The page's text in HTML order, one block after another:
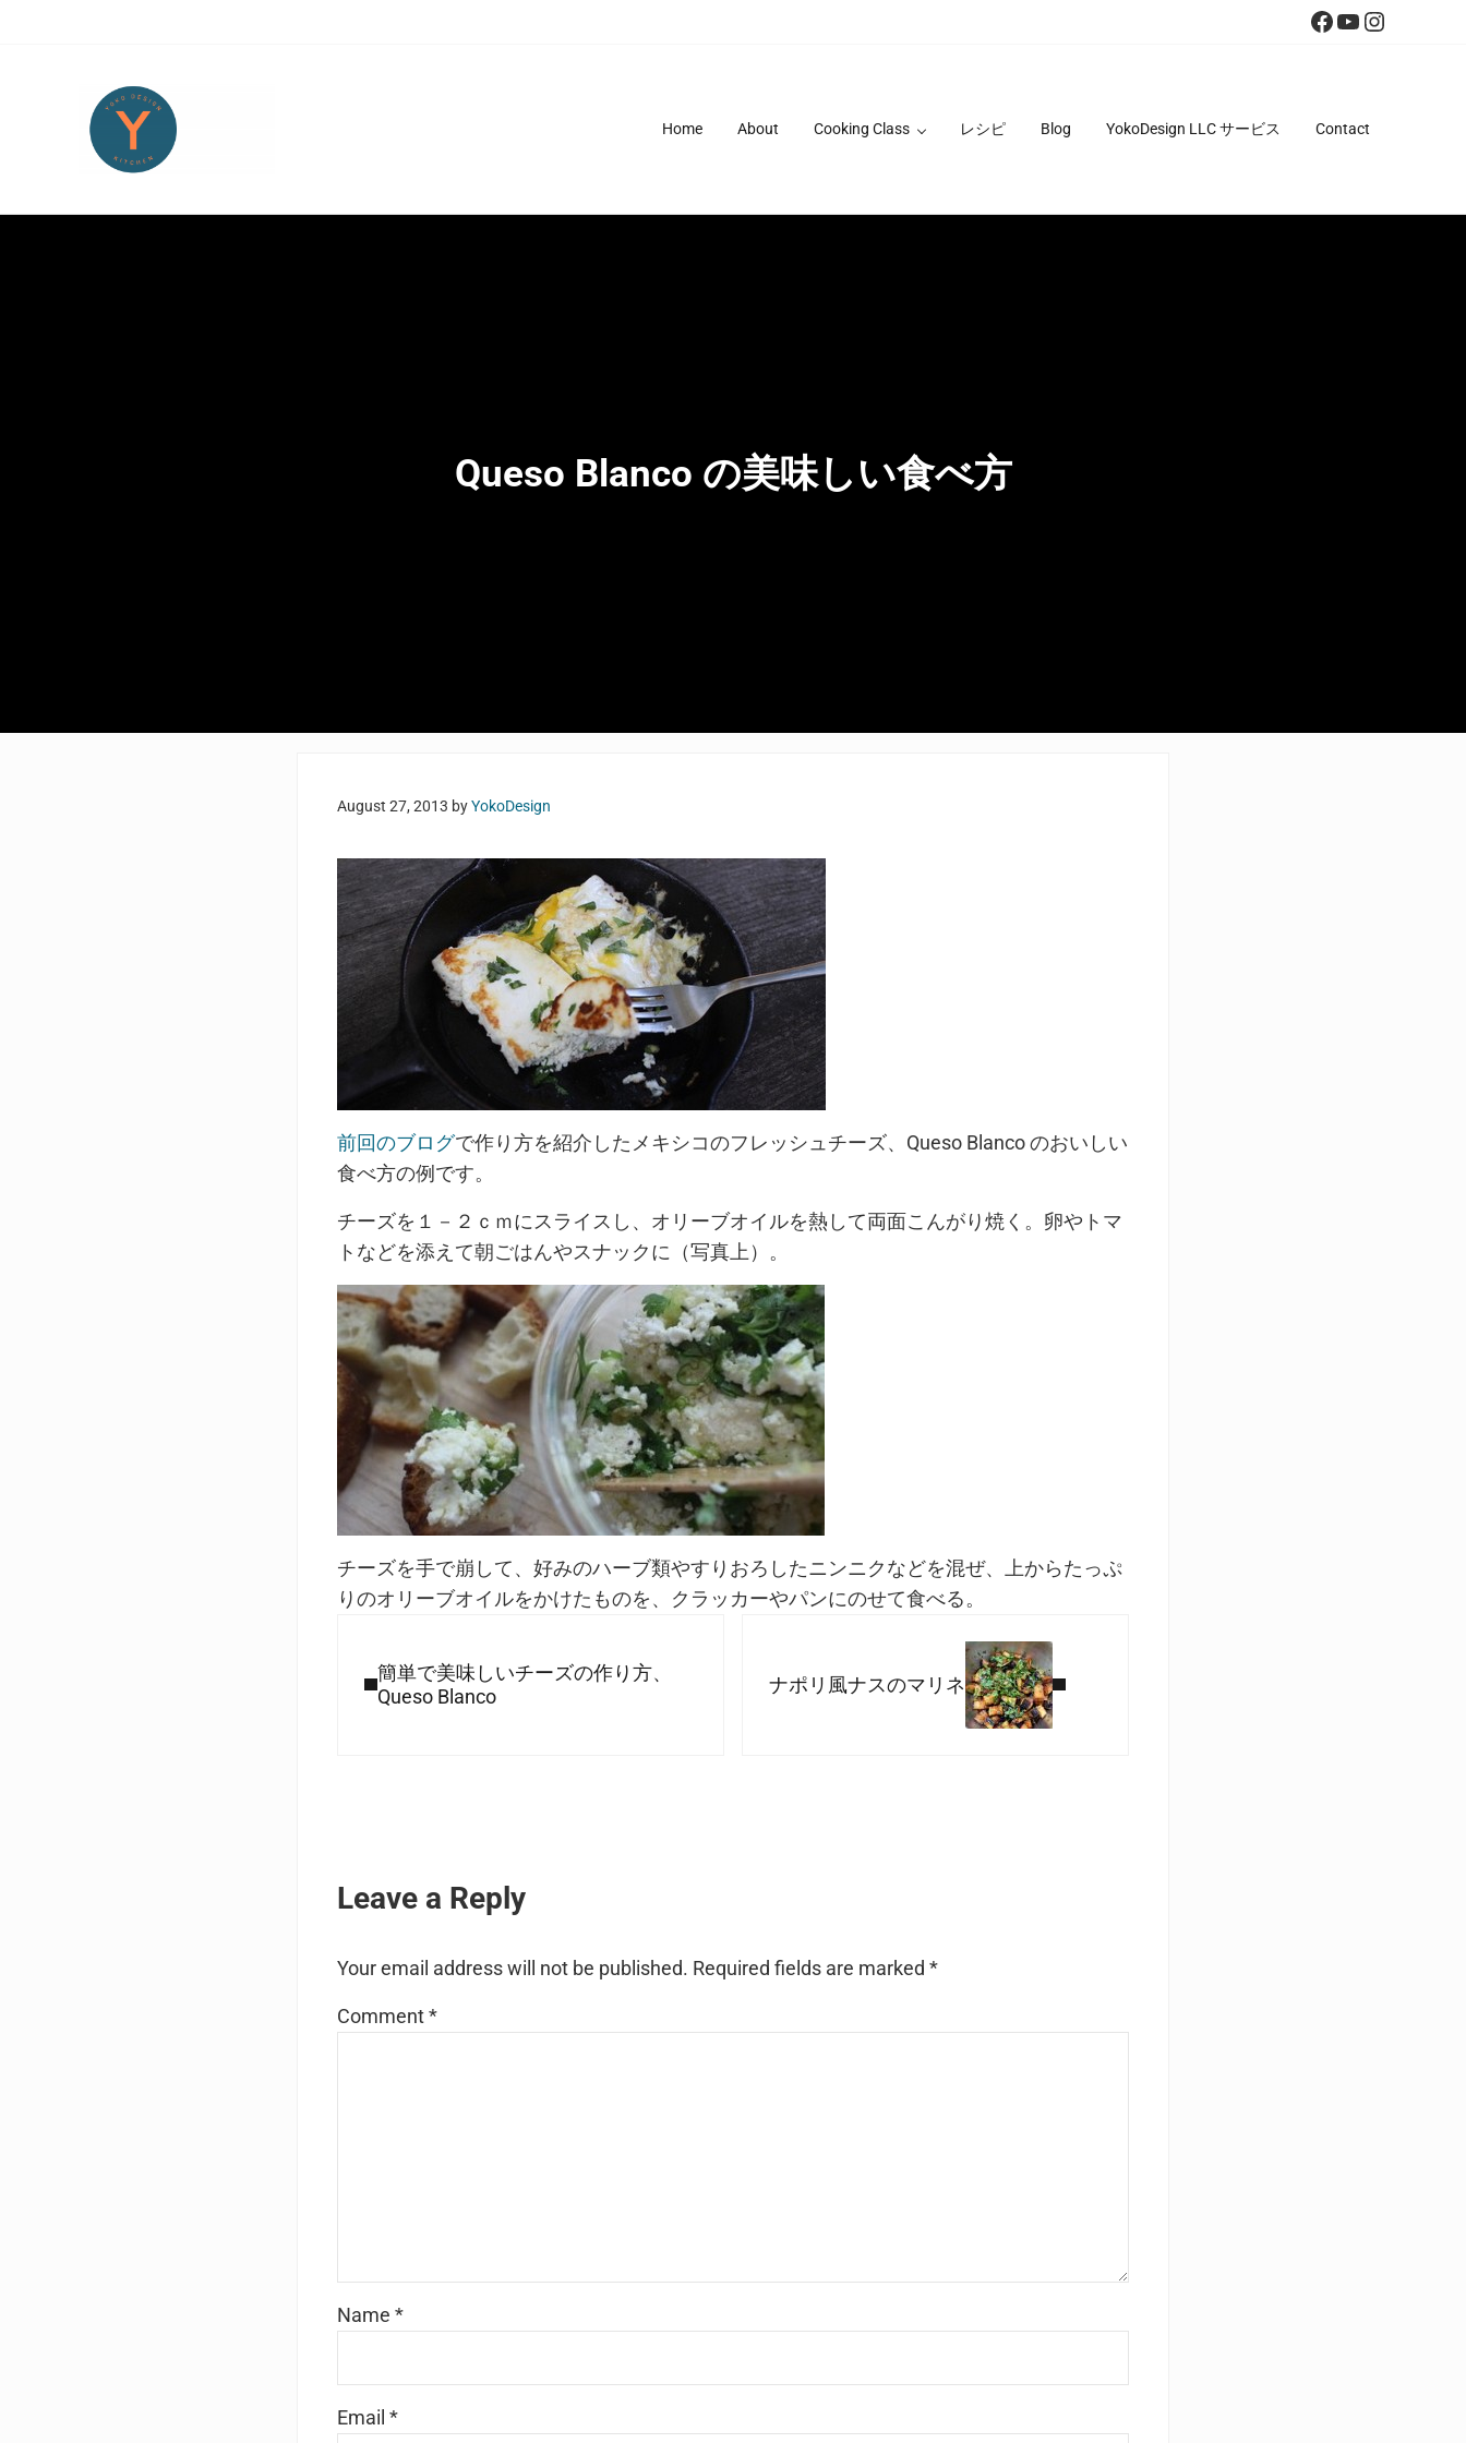
Facebook
YouTube
Home About Cooking Class レシピ Blog YokoDesign LLC サービス Contact
Queso Blanco の美味しい食べ方
August 27, 2013 byYokoDesign
前回のブログで作り方を紹介したメキシコのフレッシュチーズ、Queso Blanco のおいしい
食べ方の例です。
チーズを１－２ｃｍにスライスし、オリーブオイルを熱して両面こんがり焼く。卵やトマ
トなどを添えて朝ごはんやスナックに（写真上）。
チーズを手で崩して、好みのハーブ類やすりおろしたニンニクなどを混ぜ、上からたっぷ
りのオリーブオイルをかけたものを、クラッカーやパンにのせて食べる。
簡単で美味しいチーズの作り方、
Queso Blanco
ナポリ風ナスのマリネ
Leave a Reply
Your email address will not be published. Required fields are marked*
Comment*
Name*
Email*